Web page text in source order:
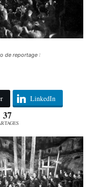
de reportage :
LinkedIn
37